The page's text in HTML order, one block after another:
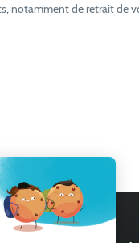
notamment de retrait de